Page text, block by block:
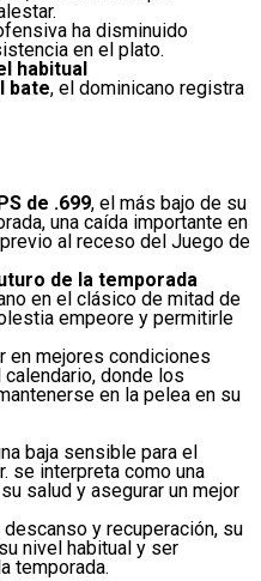
ha disminuido
en el plato.
habitual
bate, el dominicano registra
de .699, el más bajo de su
una caída importante en
al receso del Juego de
de la temporada
en el clásico de mitad de
empeore y permitirle
en mejores condiciones
donde los
en la pelea en su
baja sensible para el
se interpreta como una
salud y asegurar un mejor
y recuperación, su
nivel habitual y ser
temporada.